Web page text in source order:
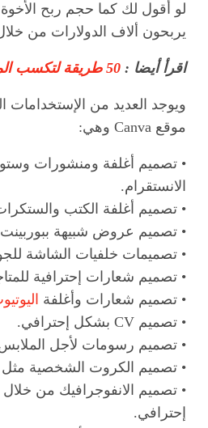
لو أقول لك كما حجم ربح الأخوة
يربحون ألاف الدولارات من
اقرأ أيضا : 50 طريقة لتكسب المال عبر الانترنت
ويوجد العديد من الإستخدامات
موقع Canva وهي:
• تصميم أغلفة ومنشورات
الانستقرام.
• تصميم أغلفة الكتب
• تصميم عروض شبيهة ببوربينت
• تصميمات خلفيات الشاشة
• تصميم شعارات إحترافية
• تصميم شعارات وأغلفة
• تصميم CV بشكل إحترافي.
• تصميم رسومات لأجل الملابس
• تصميم الكروت الشخصية
• تصميم الانفوجرافيك من
إحترافي.